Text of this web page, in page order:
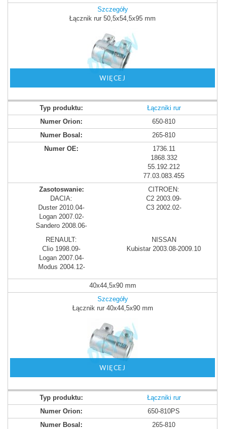
Szczegóły
Łącznik rur 50,5x54,5x95 mm
WIĘCEJ
Łączniki rur
650-810
265-810
1736.11
1868.332
55.192.212
77.03.083.455
CITROEN:
C2 2003.09-
C3 2002.02-
DACIA:
Duster 2010.04-
Logan 2007.02-
Sandero 2008.06-
NISSAN
Kubistar 2003.08-2009.10
RENAULT:
Clio 1998.09-
Logan 2007.04-
Modus 2004.12-
40x44,5x90 mm
Szczegóły
Łącznik rur 40x44,5x90 mm
WIĘCEJ
Łączniki rur
650-810PS
265-810